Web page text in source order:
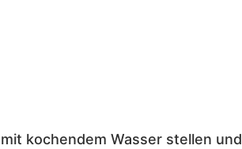
kochendem Wasser stellen und